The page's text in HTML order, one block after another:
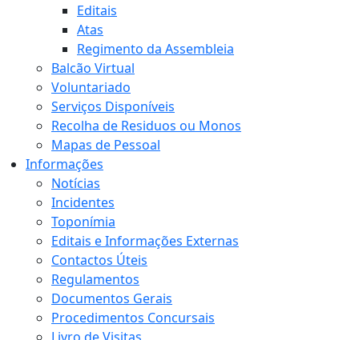
Editais
Atas
Regimento da Assembleia
Balcão Virtual
Voluntariado
Serviços Disponíveis
Recolha de Residuos ou Monos
Mapas de Pessoal
Informações
Notícias
Incidentes
Toponímia
Editais e Informações Externas
Contactos Úteis
Regulamentos
Documentos Gerais
Procedimentos Concursais